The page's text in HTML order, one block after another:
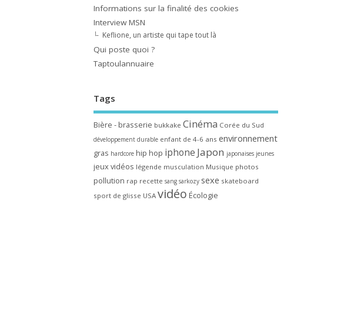
Informations sur la finalité des cookies
Interview MSN
Keflione, un artiste qui tape tout là
Qui poste quoi ?
Taptoulannuaire
Tags
Bière - brasserie bukkake Cinéma Corée du Sud
développement durable enfant de 4-6 ans environnement
gras hardcore hip hop iphone Japon japonaises jeunes
jeux vidéos légende musculation Musique photos
pollution rap recette sang sarkozy sexe skateboard
sport de glisse USA vidéo Écologie